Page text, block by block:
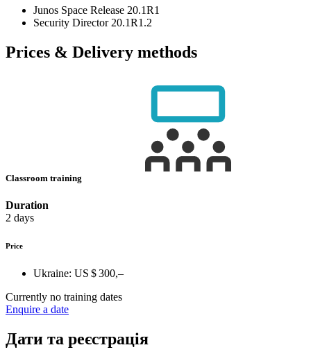
Junos Space Release 20.1R1
Security Director 20.1R1.2
Prices & Delivery methods
Classroom training
Duration
2 days
Price
Ukraine: US $ 300,–
Currently no training dates
Enquire a date
Дати та реєстрація